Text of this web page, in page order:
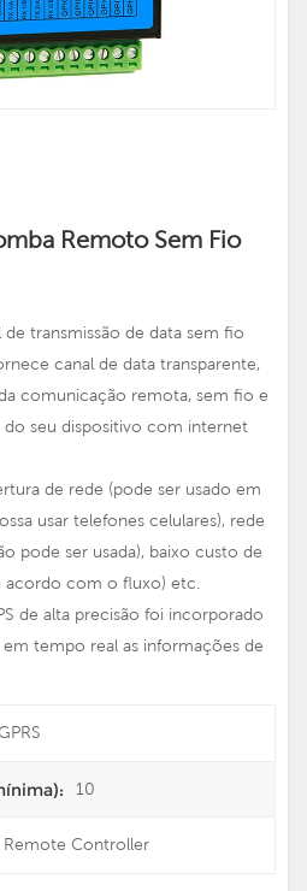
Remoto Sem Fio
transmissão de data sem fio
canal de data transparente,
comunicação remota, sem fio e
do seu dispositivo com internet
de rede (pode ser usado em
usar telefones celulares), rede
pode ser usada), baixo custo de
acordo com o fluxo) etc.
de alta precisão foi incorporado
tempo real as informações de
10
Remote Controller